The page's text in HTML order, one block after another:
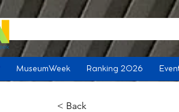
MuseumWeek Ranking 2026
< Back